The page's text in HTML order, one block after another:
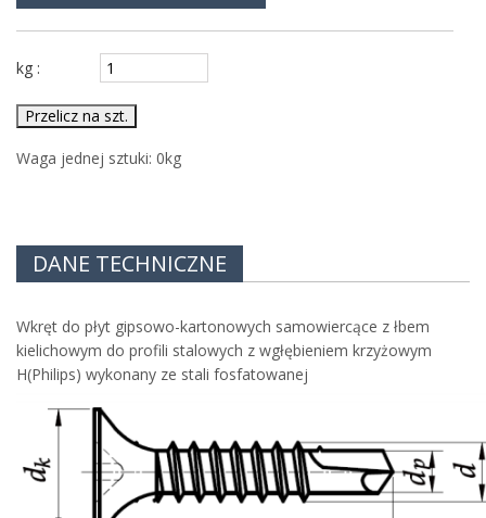
kg :
Przelicz na szt.
Waga jednej sztuki: 0kg
DANE TECHNICZNE
Wkręt do płyt gipsowo-kartonowych samowiercące z łbem
kielichowym do profili stalowych z wgłębieniem krzyżowym
H(Philips) wykonany ze stali fosfatowanej